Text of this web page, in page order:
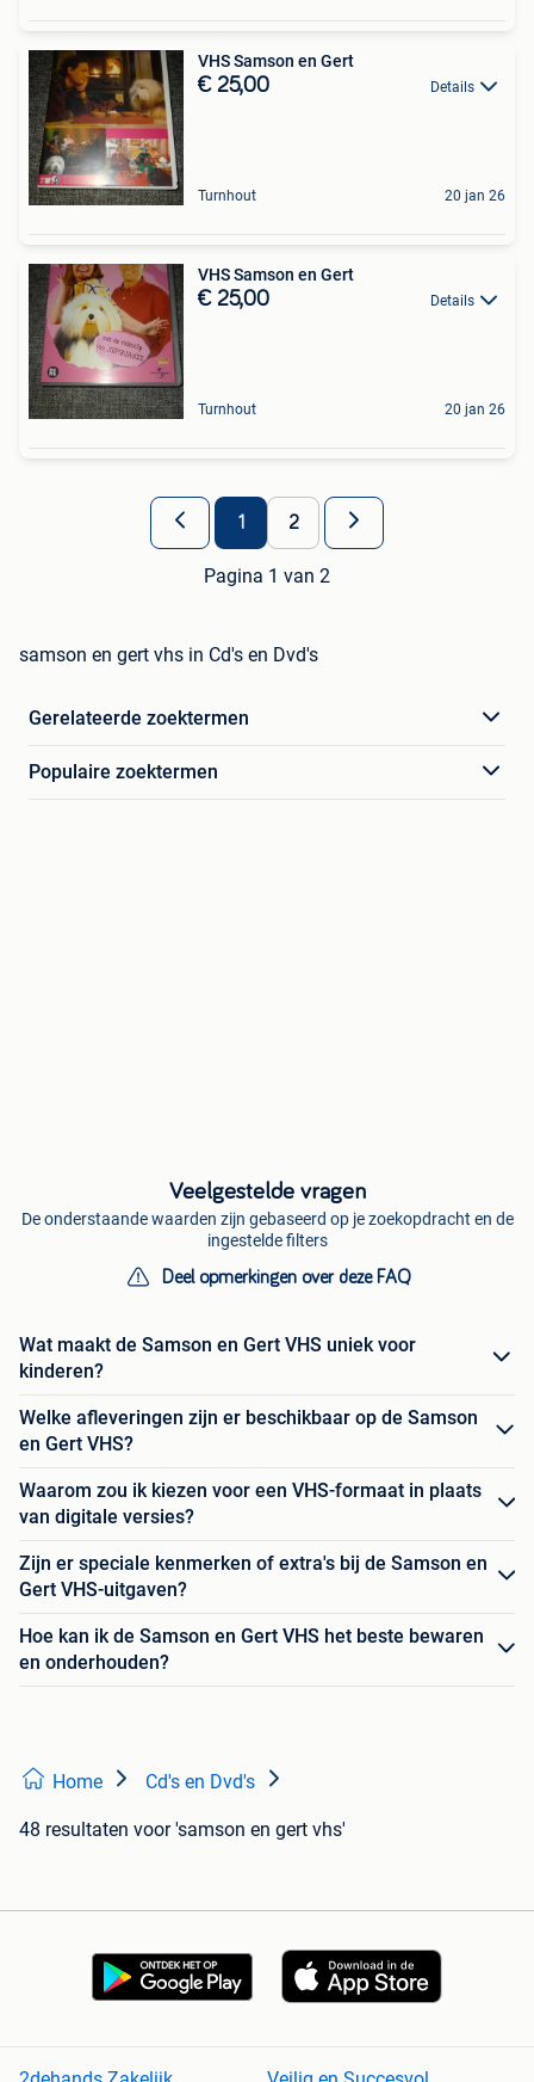
VHS Samson en Gert
€ 25,00 Details
Turnhout 20 jan 26
VHS Samson en Gert
€ 25,00 Details
Turnhout 20 jan 26
1 2
Pagina 1 van 2
samson en gert vhs in Cd's en Dvd's
Gerelateerde zoektermen
Populaire zoektermen
Veelgestelde vragen
De onderstaande waarden zijn gebaseerd op je zoekopdracht en de
ingestelde filters
Deel opmerkingen over deze FAQ
Wat maakt de Samson en Gert VHS uniek voor
kinderen?
Welke afleveringen zijn er beschikbaar op de Samson
en Gert VHS?
Waarom zou ik kiezen voor een VHS-formaat in plaats
van digitale versies?
Zijn er speciale kenmerken of extra's bij de Samson en
Gert VHS-uitgaven?
Hoe kan ik de Samson en Gert VHS het beste bewaren
en onderhouden?
Home Cd's en Dvd's
48 resultaten voor 'samson en gert vhs'